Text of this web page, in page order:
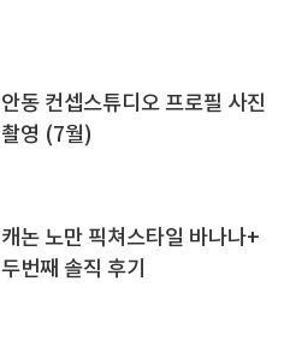
안동 컨셉스튜디오 프로필 사진
촬영 (7월)
캐논 노만 픽쳐스타일 바나나+
두번째 솔직 후기